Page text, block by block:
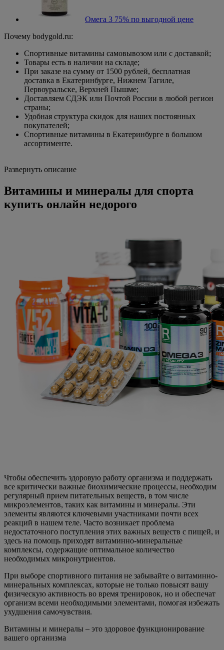
Омега 3 75% по выгодной цене
Почему bodygold.ru:
Спортивные витамины самовывозом или c доставкой;
Товары есть в наличии на складе;
При заказе на сумму от 1500 рублей, бесплатная
доставка в Екатеринбурге, Нижнем Тагиле,
Первоуральске, Верхней Пышме;
Доставляем СДЭК или Почтой России в любой регион
страны;
Удобная структура скидок для наших постоянных
покупателей;
Спортивные витамины в Екатеринбурге в большом
ассортименте.
Развернуть описание
Витамины и минералы для спорта
купить онлайн недорого
Чтобы обеспечить здоровую работу организма и поддержать
все критически важные биохимические процессы, необходим
регулярный прием питательных веществ, в том числе
микроэлементов, таких как витамины и минералы. Эти
элементы являются ключевыми участниками почти всех
реакций в нашем теле. Часто возникает проблема
недостаточного поступления этих важных веществ с пищей, и
здесь на помощь приходят витаминно-минеральные
комплексы, содержащие оптимальное количество
необходимых микронутриентов.
При выборе спортивного питания не забывайте о витаминно-
минеральных комплексах, которые не только повысят вашу
физическую активность во время тренировок, но и обеспечат
организм всеми необходимыми элементами, помогая избежать
ухудшения самочувствия.
Витамины и минералы – это здоровое функционирование
вашего организма